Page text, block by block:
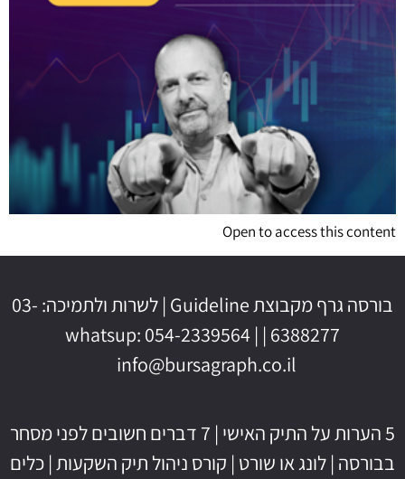
Open to access this content
בורסה גרף מקבוצת Guideline | לשרות ולתמיכה: 03-
6388277 | whatsup: 054-2339564 |
info@bursagraph.co.il
5 הערות על התיק האישי |
7 דברים חשובים לפני מסחר
בבורסה | לונג או שורט | קורס ניהול תיק השקעות | כלים